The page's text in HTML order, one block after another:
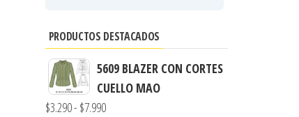
PRODUCTOS DESTACADOS
5609 BLAZER CON CORTES
CUELLO MAO
$3.290- $7.990Rango